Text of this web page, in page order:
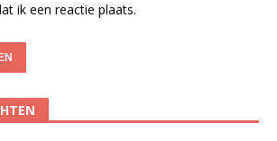
ik een reactie plaats.